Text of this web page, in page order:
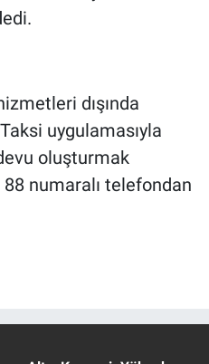
dışında
uygulamasıyla
oluşturmak
numaralı telefondan